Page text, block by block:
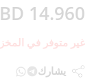
BD 14.960
غير متوفر في
يشارك